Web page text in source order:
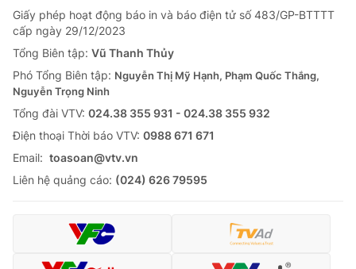
Giấy phép hoạt động báo in và báo điện tử số 483/GP-BTTTT
cấp ngày 29/12/2023
Tổng Biên tập: Vũ Thanh Thủy
Phó Tổng Biên tập: Nguyễn Thị Mỹ Hạnh, Phạm Quốc Thắng,
Nguyễn Trọng Ninh
Tổng đài VTV: 024.38 355 931 - 024.38 355 932
Ðiện thoại Thời báo VTV: 0988 671 671
Email: toasoan@vtv.vn
Liên hệ quảng cáo: (024) 626 79595